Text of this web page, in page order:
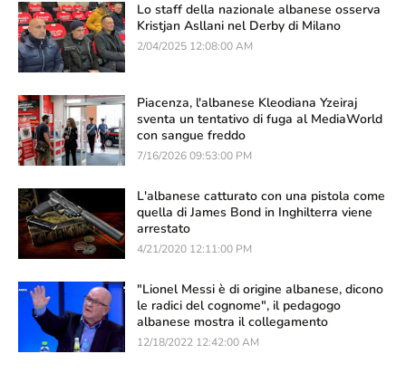
Lo staff della nazionale albanese osserva
Kristjan Asllani nel Derby di Milano
2/04/2025 12:08:00 AM
Piacenza, l'albanese Kleodiana Yzeiraj
sventa un tentativo di fuga al MediaWorld
con sangue freddo
7/16/2026 09:53:00 PM
L'albanese catturato con una pistola come
quella di James Bond in Inghilterra viene
arrestato
4/21/2020 12:11:00 PM
"Lionel Messi è di origine albanese, dicono
le radici del cognome", il pedagogo
albanese mostra il collegamento
12/18/2022 12:42:00 AM